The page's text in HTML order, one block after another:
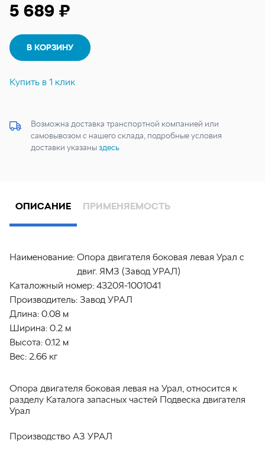
5 689 ₽
В КОРЗИНУ
Купить в 1 клик
Возможна доставка транспортной компанией или
самовывозом с нашего склада, подробные условия
доставки указаныздесь
ОПИСАНИЕ ПРИМЕНЯЕМОСТЬ
Наименование: Опора двигателя боковая левая Урал с
двиг. ЯМЗ (Завод УРАЛ)
Каталожный номер: 4320Я-1001041
Производитель: Завод УРАЛ
Длина: 0.08 м
Ширина: 0.2 м
Высота: 0.12 м
Вес: 2.66 кг
Опора двигателя боковая левая на Урал, относится к
разделу Каталога запасных частей Подвеска двигателя
Урал
Производство АЗ УРАЛ